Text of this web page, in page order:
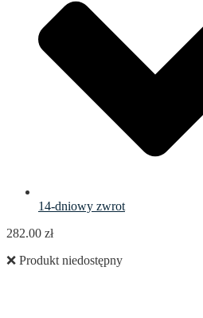
14-dniowy zwrot
282.00 zł
❌ Produkt niedostępny